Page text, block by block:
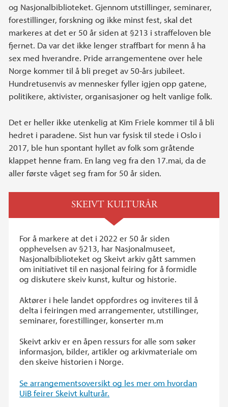
og Nasjonalbiblioteket. Gjennom utstillinger, seminarer,
forestillinger, forskning og ikke minst fest, skal det
markeres at det er 50 år siden at §213 i straffeloven ble
fjernet. Da var det ikke lenger straffbart for menn å ha
sex med hverandre. Pride arrangementene over hele
Norge kommer til å bli preget av 50-års jubileet.
Hundretusenvis av mennesker fyller igjen opp gatene,
politikere, aktivister, organisasjoner og helt vanlige folk.
Det er heller ikke utenkelig at Kim Friele kommer til å bli
hedret i paradene. Sist hun var fysisk til stede i Oslo i
2017, ble hun spontant hyllet av folk som gråtende
klappet henne fram. En lang veg fra den 17.mai, da de
aller første våget seg fram for 50 år siden.
SKEIVT KULTURÅR
For å markere at det i 2022 er 50 år siden
opphevelsen av §213, har Nasjonalmuseet,
Nasjonalbiblioteket og Skeivt arkiv gått sammen
om initiativet til en nasjonal feiring for å formidle
og diskutere skeiv kunst, kultur og historie.
Aktører i hele landet oppfordres og inviteres til å
delta i feiringen med arrangementer, utstillinger,
seminarer, forestillinger, konserter m.m
Skeivt arkiv er en åpen ressurs for alle som søker
informasjon, bilder, artikler og arkivmateriale om
den skeive historien i Norge.
Se arrangementsoversikt og les mer om hvordan
UiB feirer Skeivt kulturår.